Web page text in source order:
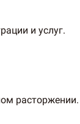
и услуг.
расторжении.